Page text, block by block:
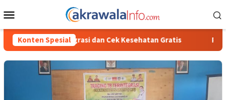
ke
Mobile
Konten Spesial
Cek Kesehatan Gratis Polisi Ungkap Kasus